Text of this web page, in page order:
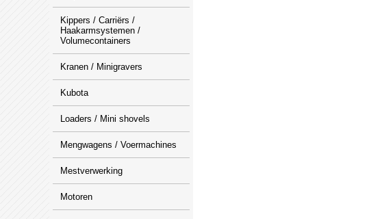
Kippers / Carriërs /
Haakarmsystemen /
Volumecontainers
Kranen / Minigravers
Kubota
Loaders / Mini shovels
Mengwagens / Voermachines
Mestverwerking
Motoren